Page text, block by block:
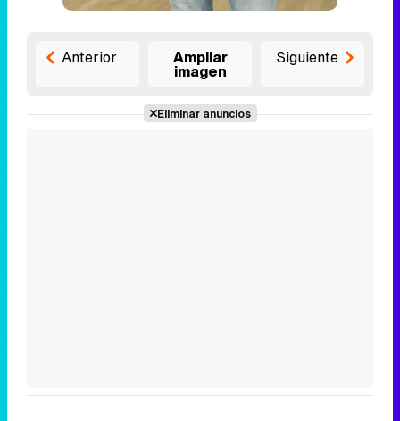
Anterior Ampliar
imagen
Siguiente
Eliminar anuncios